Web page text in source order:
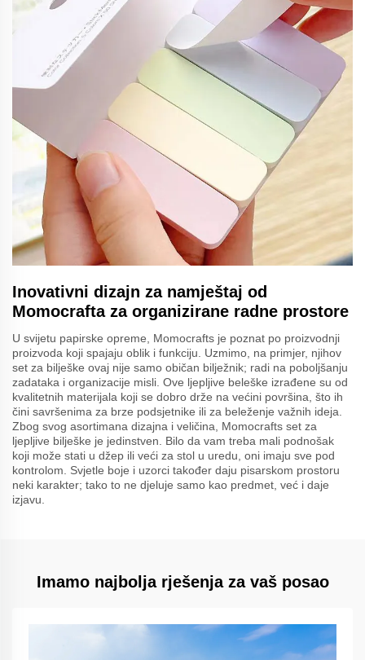
Inovativni dizajn za namještaj od
Momocrafta za organizirane radne prostore
U svijetu papirske opreme, Momocrafts je poznat po proizvodnji
proizvoda koji spajaju oblik i funkciju. Uzmimo, na primjer, njihov
set za bilješke ovaj nije samo običan bilježnik; radi na poboljšanju
zadataka i organizacije misli. Ove ljepljive beleške izrađene su od
kvalitetnih materijala koji se dobro drže na većini površina, što ih
čini savršenima za brze podsjetnike ili za beleženje važnih ideja.
Zbog svog asortimana dizajna i veličina, Momocrafts set za
ljepljive bilješke je jedinstven. Bilo da vam treba mali podnošak
koji može stati u džep ili veći za stol u uredu, oni imaju sve pod
kontrolom. Svjetle boje i uzorci također daju pisarskom prostoru
neki karakter; tako to ne djeluje samo kao predmet, već i daje
izjavu.
Imamo najbolja rješenja za vaš posao